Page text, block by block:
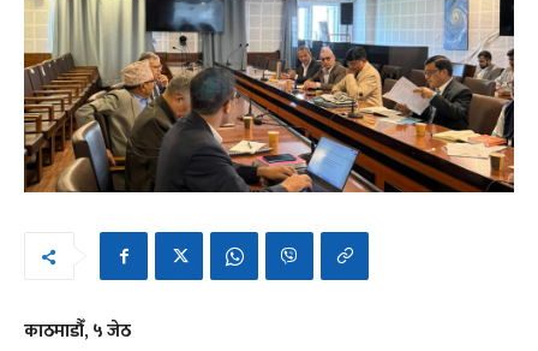
काठमाडौँ, ५ जेठ